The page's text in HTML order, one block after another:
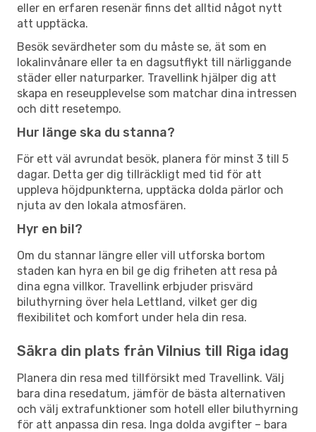
eller en erfaren resenär finns det alltid något nytt
att upptäcka.
Besök sevärdheter som du måste se, ät som en
lokalinvånare eller ta en dagsutflykt till närliggande
städer eller naturparker. Travellink hjälper dig att
skapa en reseupplevelse som matchar dina intressen
och ditt resetempo.
Hur länge ska du stanna?
För ett väl avrundat besök, planera för minst 3 till 5
dagar. Detta ger dig tillräckligt med tid för att
uppleva höjdpunkterna, upptäcka dolda pärlor och
njuta av den lokala atmosfären.
Hyr en bil?
Om du stannar längre eller vill utforska bortom
staden kan hyra en bil ge dig friheten att resa på
dina egna villkor. Travellink erbjuder prisvärd
biluthyrning över hela Lettland, vilket ger dig
flexibilitet och komfort under hela din resa.
Säkra din plats från Vilnius till Riga idag
Planera din resa med tillförsikt med Travellink. Välj
bara dina resedatum, jämför de bästa alternativen
och välj extrafunktioner som hotell eller biluthyrning
för att anpassa din resa. Inga dolda avgifter – bara